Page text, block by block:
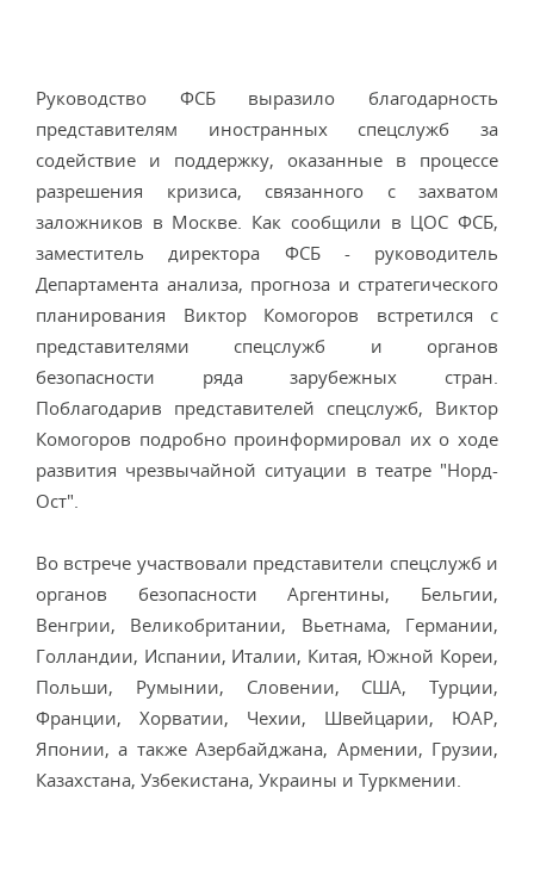
Руководство ФСБ выразило благодарность
представителям иностранных спецслужб за
содействие и поддержку, оказанные в процессе
разрешения кризиса, связанного с захватом
заложников в Москве. Как сообщили в ЦОС ФСБ,
заместитель директора ФСБ - руководитель
Департамента анализа, прогноза и стратегического
планирования Виктор Комогоров встретился с
представителями спецслужб и органов
безопасности ряда зарубежных стран.
Поблагодарив представителей спецслужб, Виктор
Комогоров подробно проинформировал их о ходе
развития чрезвычайной ситуации в театре "Норд-
Ост".
Во встрече участвовали представители спецслужб и
органов безопасности Аргентины, Бельгии,
Венгрии, Великобритании, Вьетнама, Германии,
Голландии, Испании, Италии, Китая, Южной Кореи,
Польши, Румынии, Словении, США, Турции,
Франции, Хорватии, Чехии, Швейцарии, ЮАР,
Японии, а также Азербайджана, Армении, Грузии,
Казахстана, Узбекистана, Украины и Туркмении.